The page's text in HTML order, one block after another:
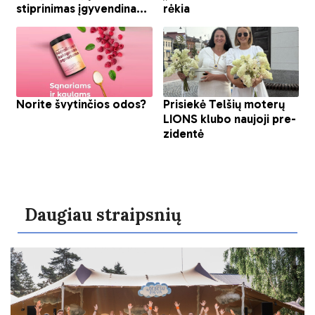
Daugiau straipsnių